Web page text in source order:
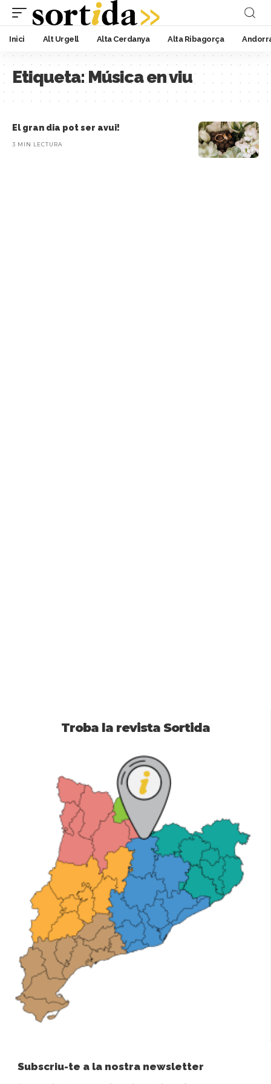
Inici Alt Urgell Alta Cerdanya Alta Ribagorça
Etiqueta:Música en viu
El gran dia pot ser avui!
3 MIN LECTURA
Troba la revista Sortida
Subscriu-te a la nostra newsletter